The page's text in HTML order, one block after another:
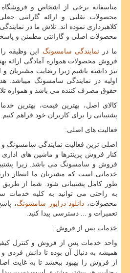
متاسفانه برخی از اشخاص و فروشگاه
محصولات تقلبی و ارائه گارانتی
کلاهبرداری نموده اند. تلاش ما در
محصولات اصلی و گارانتی مطمئن و
ما در نمایندگی سامسونگ این وظیفه
فروش محصولات همواره آمادگی ارائه
نیز داشته باشیم زیرا رضایت مشتریان
اولیه در نمایندگی سامسونگ میباشد.
حقوق مصرف کننده می باشد و همواره
کالای اصل، بهترین قیمت، بهترین
پشتیبانی را برای کاربران خود فراهم کنیم.
فعالیت های اصلی:
اصلی ترین فعالیت نمایندگی سامسونگ
کنار فروش پرینترها و ماشین های
فروش و سامسونگ می باشد. زیرا
خدماتی است که مشتریان ما انتظار
طور کامل پشتیبانی شود. شما از
به راحتی می توانید به کلیه
محصولات، دانلود درایور سامسونگ،
تعمیرات و ... دسترسی پیدا کنید.
خدمات پس از فروش:
واحد خدمات پس از فروش و کنترل
همیشه به دنبال آن بوده تا دانش
از فروش را بهبود ببخشد تا به غایت